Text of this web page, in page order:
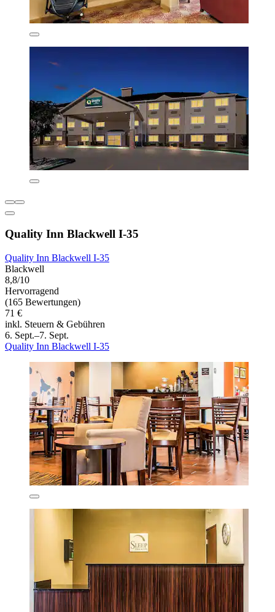
Quality Inn Blackwell I-35
Quality Inn Blackwell I-35
Blackwell
8,8/10
Hervorragend
(165 Bewertungen)
71 €
inkl. Steuern & Gebühren
6. Sept.–7. Sept.
Quality Inn Blackwell I-35